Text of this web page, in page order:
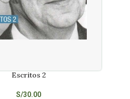
Escritos 2
S/30.00